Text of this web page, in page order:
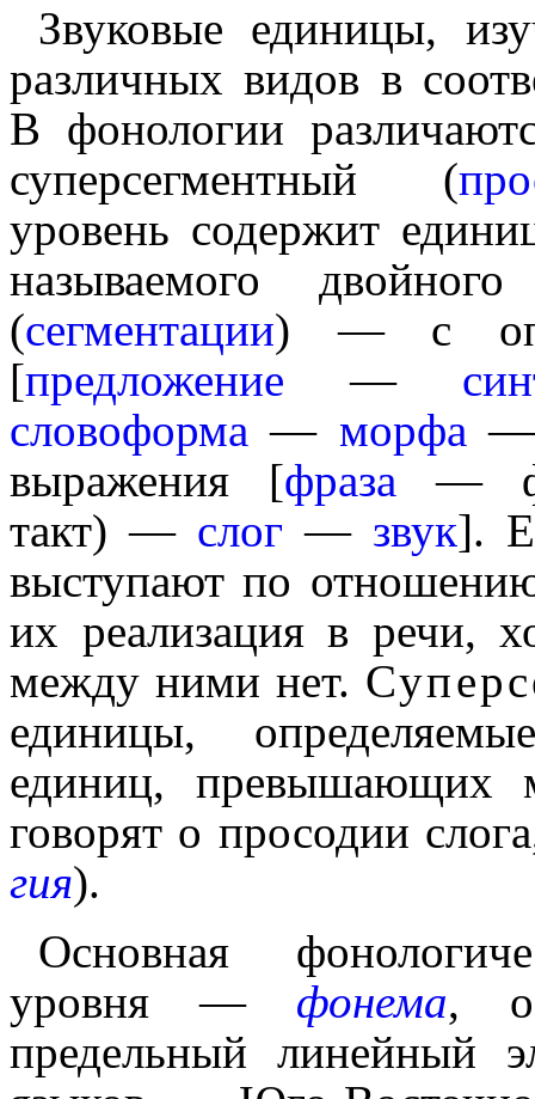
Звуковые единицы,
различных видов в
В фонологии
суперсегментный (
уровень содержит
назы­ва­е­мо­го
(сегментации) — с
[предложение —
словоформа — морфа
выражения [фраза —
такт) — слог — звук].
выступают по
их реализа­ция в речи,
между ними нет.
единицы,
единиц, превышающих
говорят о просодии
гия).
Основная
уровня — фонема,
предельный линейный